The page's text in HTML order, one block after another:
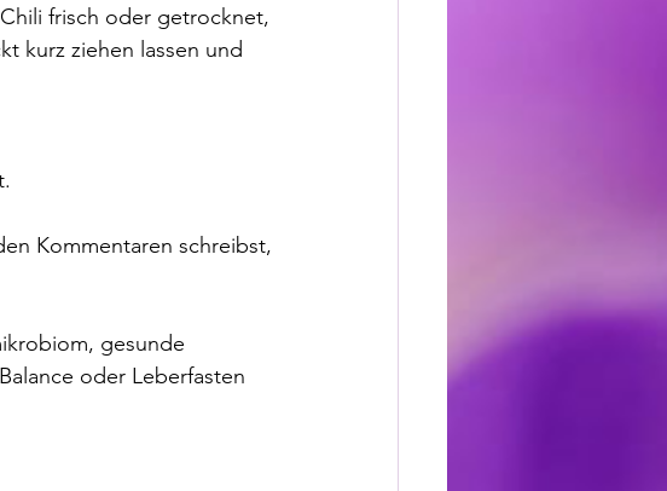
frisch oder getrocknet,
kurz ziehen lassen und
Kommentaren schreibst,
gesunde
oder Leberfasten